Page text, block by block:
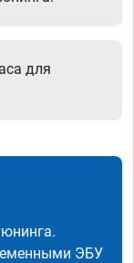
для
ЭБУ